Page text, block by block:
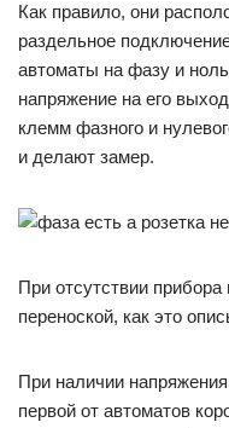
Как правило, они
раздельное
автоматы на фазу и
напряжение на его
клемм фазного и
и делают замер.
При отсутствии
переноской, как это
При наличии
первой от автоматов